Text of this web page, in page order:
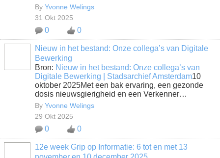
By Yvonne Welings
31 Okt 2025
0 0
Nieuw in het bestand: Onze collega’s van Digitale
Bewerking
Bron: Nieuw in het bestand: Onze collega’s van
Digitale Bewerking | Stadsarchief Amsterdam10
oktober 2025Met een bak ervaring, een gezonde
dosis nieuwsgierigheid en een Verkenner…
By Yvonne Welings
29 Okt 2025
0 0
12e week Grip op Informatie: 6 tot en met 13